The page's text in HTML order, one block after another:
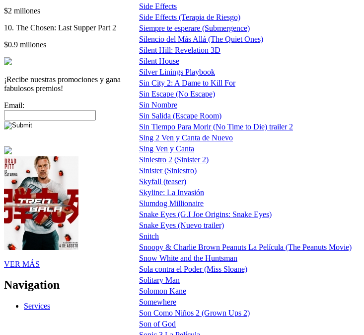
$2 millones
10. The Chosen: Last Supper Part 2
$0.9 millones
¡Recibe nuestras promociones y gana
fabulosos premios!
Email:
VER MÁS
Navigation
Services
Side Effects
Side Effects (Terapia de Riesgo)
Siempre te esperare (Submergence)
Silencio del Más Allá (The Quiet Ones)
Silent Hill: Revelation 3D
Silent House
Silver Linings Playbook
Sin City 2: A Dame to Kill For
Sin Escape (No Escape)
Sin Nombre
Sin Salida (Escape Room)
Sin Tiempo Para Morir (No Time to Die) trailer 2
Sing 2 Ven y Canta de Nuevo
Sing Ven y Canta
Siniestro 2 (Sinister 2)
Sinister (Siniestro)
Skyfall (teaser)
Skyline: La Invasión
Slumdog Millionaire
Snake Eyes (G.I Joe Origins: Snake Eyes)
Snake Eyes (Nuevo trailer)
Snitch
Snoopy & Charlie Brown Peanuts La Película (The Peanuts Movie)
Snow White and the Huntsman
Sola contra el Poder (Miss Sloane)
Solitary Man
Solomon Kane
Somewhere
Son Como Niños 2 (Grown Ups 2)
Son of God